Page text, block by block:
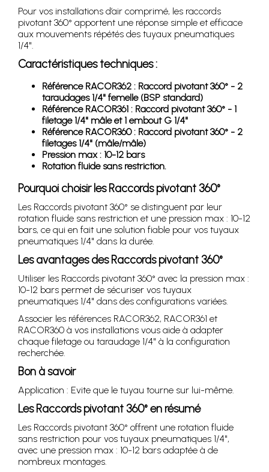
Pour vos installations d’air comprimé, les raccords
pivotant 360° apportent une réponse simple et efficace
aux mouvements répétés des tuyaux pneumatiques
1/4".
Caractéristiques techniques :
Référence RACOR362 : Raccord pivotant 360° - 2
taraudages 1/4" femelle (BSP standard)
Référence RACOR361 : Raccord pivotant 360° - 1
filetage 1/4" mâle et 1 embout G 1/4"
Référence RACOR360 : Raccord pivotant 360° - 2
filetages 1/4" (mâle/mâle)
Pression max : 10-12 bars
Rotation fluide sans restriction.
Pourquoi choisir les Raccords pivotant 360°
Les Raccords pivotant 360° se distinguent par leur
rotation fluide sans restriction et une pression max : 10-12
bars, ce qui en fait une solution fiable pour vos tuyaux
pneumatiques 1/4" dans la durée.
Les avantages des Raccords pivotant 360°
Utiliser les Raccords pivotant 360° avec la pression max :
10-12 bars permet de sécuriser vos tuyaux
pneumatiques 1/4" dans des configurations variées.
Associer les références RACOR362, RACOR361 et
RACOR360 à vos installations vous aide à adapter
chaque filetage ou taraudage 1/4" à la configuration
recherchée.
Bon à savoir
Application : Evite que le tuyau tourne sur lui-même.
Les Raccords pivotant 360° en résumé
Les Raccords pivotant 360° offrent une rotation fluide
sans restriction pour vos tuyaux pneumatiques 1/4",
avec une pression max : 10-12 bars adaptée à de
nombreux montages.